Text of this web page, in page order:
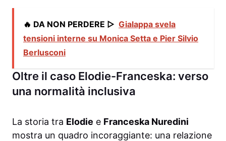
🔥 DA NON PERDERE ▷ Gialappa svela
tensioni interne su Monica Setta e Pier Silvio
Berlusconi
Oltre il caso Elodie-Franceska: verso
una normalità inclusiva
La storia tra Elodie e Franceska Nuredini
mostra un quadro incoraggiante: una relazione